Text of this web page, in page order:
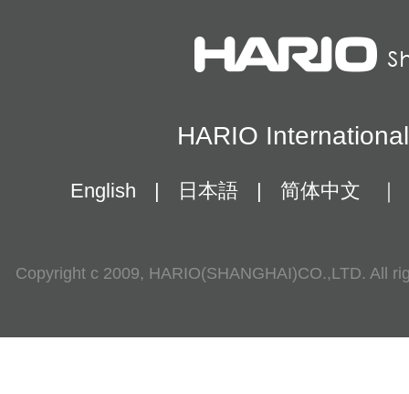
HARIO
English | 日本語 | 简体中文 ｜
Copyright c 2009, HARIO(SHANGHAI)CO.,LTD. All